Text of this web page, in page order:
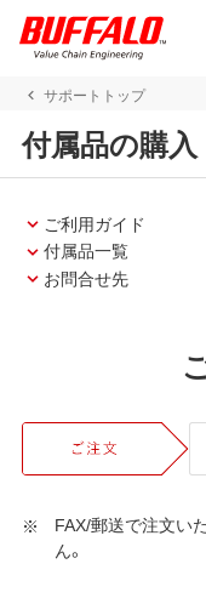
サポートトップ
付属品の購入
ご利用ガイド
付属品一覧
お問合せ先
FAX/郵送で注文い
ん。